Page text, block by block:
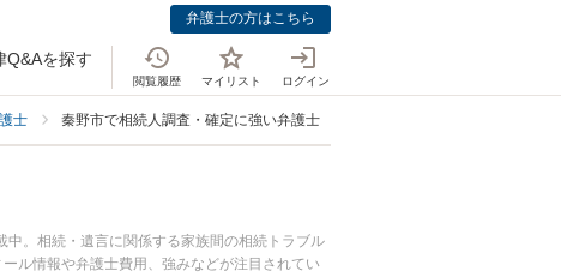
弁護士の方はこちら
Q&Aを探す
閲覧履歴 マイリスト ログイン
士 秦野市で相続人調査・確定に強い弁護士
。相続・遺言に関係する家族間の相続トラブル
ル情報や弁護士費用、強みなどが注目されてい